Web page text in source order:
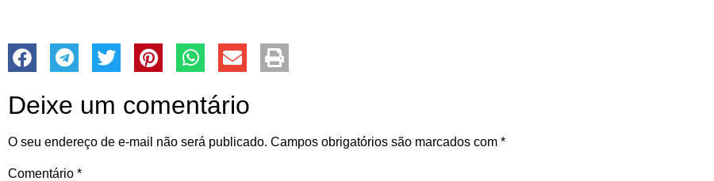
Deixe um comentário
O seu endereço de e-mail não será publicado. Campos obrigatórios são marcados com *
Comentário *